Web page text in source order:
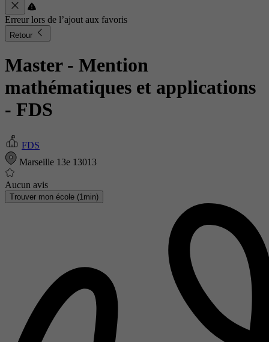
Erreur lors de l’ajout aux favoris
Retour
Master - Mention
mathématiques et applications
- FDS
FDS
Marseille 13e 13013
Aucun avis
Trouver mon école (1min)